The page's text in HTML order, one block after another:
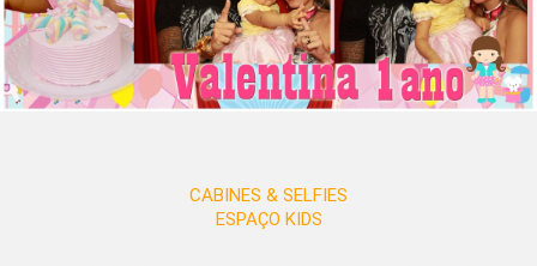
CABINES & SELFIES
ESPAÇO KIDS